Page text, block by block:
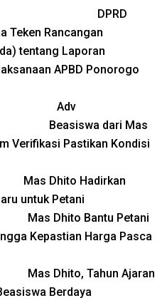
DPRD
Teken Rancangan
tentang Laporan
APBD Ponorogo
Adv
Beasiswa dari Mas
Verifikasi Pastikan Kondisi
Mas Dhito Hadirkan
untuk Petani
Mas Dhito Bantu Petani
Kepastian Harga Pasca
Mas Dhito, Tahun Ajaran
Berdaya